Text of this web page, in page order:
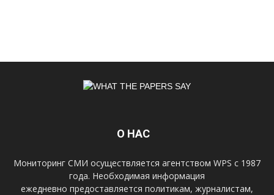
О НАС
Мониторинг СМИ осуществляется агентством WPS с 1987
года. Необходимая информация
ежедневно предоставляется политикам, журналистам,